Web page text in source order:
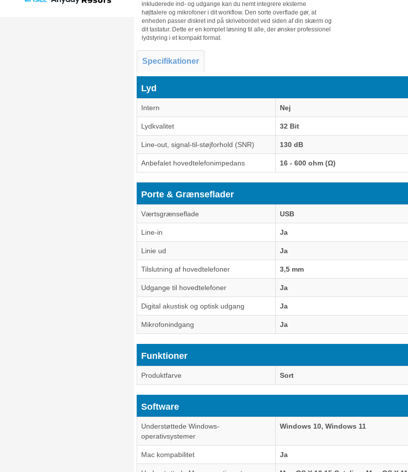
inkluderede ind- og udgange kan du nemt integrere eksterne
højttalere og mikrofoner i dit workflow. Den sorte overflade gør, at
enheden passer diskret ind på skrivebordet ved siden af din skærm og
dit tastatur. Dette er en komplet løsning til alle, der ønsker professionel
lydstyring i et kompakt format.
Specifikationer
Lyd
Intern Nej
Lydkvalitet 32 Bit
Line-out, signal-til-støjforhold (SNR) 130 dB
Anbefalet hovedtelefonimpedans 16 - 600 ohm (Ω)
Porte & Grænseflader
Værtsgrænseflade USB
Line-in Ja
Linie ud Ja
Tilslutning af hovedtelefoner 3,5 mm
Udgange til hovedtelefoner Ja
Digital akustisk og optisk udgang Ja
Mikrofonindgang Ja
Funktioner
Produktfarve Sort
Software
Understøttede Windows-
operativsystemer
Windows 10, Windows 11
Mac kompabilitet Ja